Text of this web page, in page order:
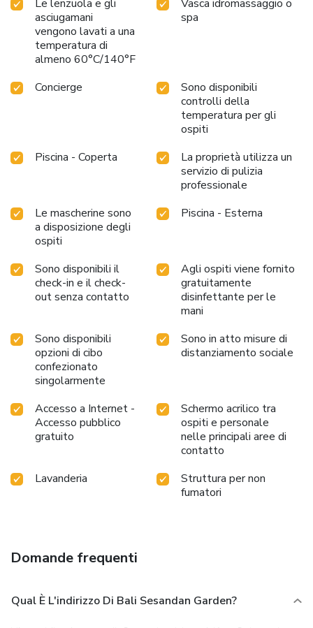
Le lenzuola e gli
asciugamani
vengono lavati a una
temperatura di
almeno 60°C/140°F
Vasca idromassaggio o
spa
Concierge
Sono disponibili
controlli della
temperatura per gli
ospiti
Piscina - Coperta
La proprietà utilizza un
servizio di pulizia
professionale
Le mascherine sono
a disposizione degli
ospiti
Piscina - Esterna
Sono disponibili il
check-in e il check-
out senza contatto
Agli ospiti viene fornito
gratuitamente
disinfettante per le
mani
Sono disponibili
opzioni di cibo
confezionato
singolarmente
Sono in atto misure di
distanziamento sociale
Accesso a Internet -
Accesso pubblico
gratuito
Schermo acrilico tra
ospiti e personale
nelle principali aree di
contatto
Lavanderia
Struttura per non
fumatori
Domande frequenti
Qual È L'indirizzo Di Bali Sesandan Garden?